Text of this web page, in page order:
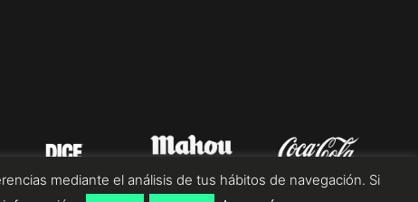
mediante el análisis de tus hábitos de navegación. Si